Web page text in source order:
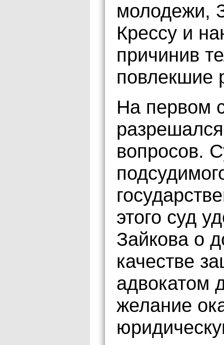
молодежи,
Крессу и
причинив
повлекшие
На первом
вопросов.
этого суд
Зайкова о
качестве
адвокатом
желание